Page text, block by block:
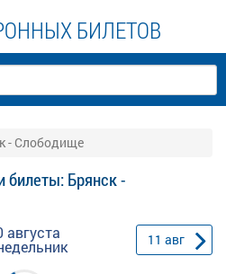
БИЛЕТОВ
- Слободище
билеты: Брянск -
августа 11 авг